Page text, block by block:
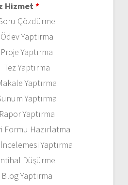
Hizmet *
Çözdürme
Ödev Yaptırma
Proje Yaptırma
Tez Yaptırma
Yaptırma
Yaptırma
Rapor Yaptırma
Formu Hazırlatma
Yaptırma
Düşürme
Blog Yaptırma